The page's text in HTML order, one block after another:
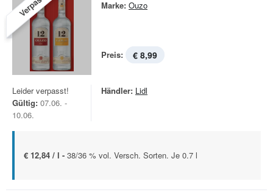
Marke: Ouzo
Preis: € 8,99
Leider verpasst!
Gültig: 07.06. -
10.06.
Händler: Lidl
€ 12,84 / l - 38/36 % vol. Versch. Sorten. Je 0.7 l